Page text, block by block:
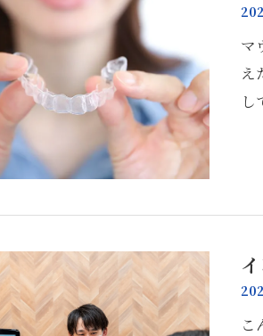
マ
え
こ